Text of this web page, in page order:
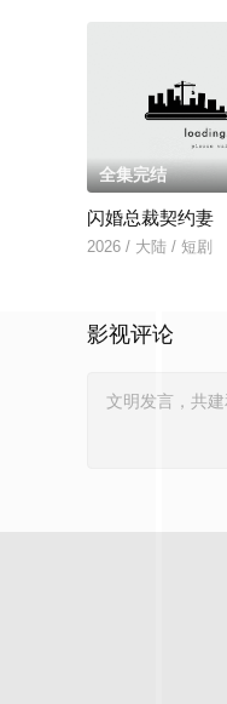
全集完结
闪婚总裁契约妻
2026 / 大陆 / 短剧
影视评论